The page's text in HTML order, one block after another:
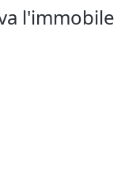
l'immobile